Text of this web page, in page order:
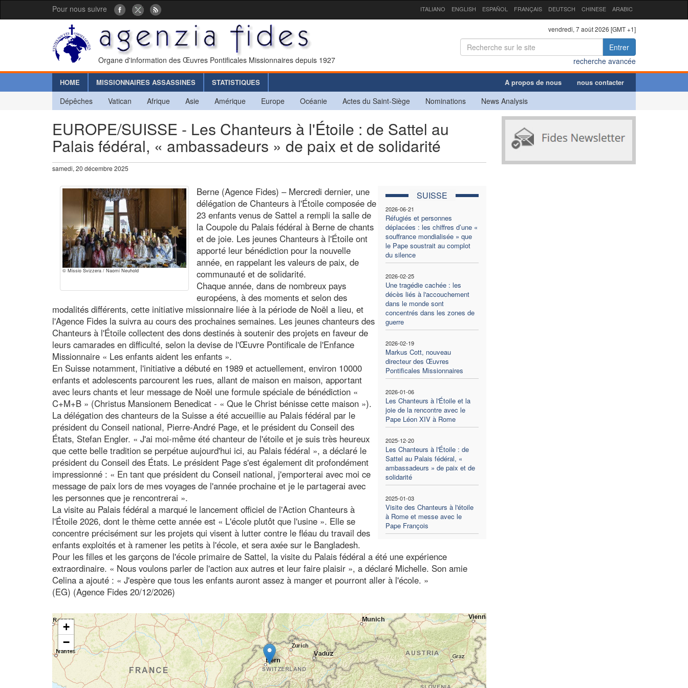
Pour nous suivre ITALIANO ENGLISH ESPAÑOL FRANÇAIS DEUTSCH CHINESE ARABIC
Organe d'information des Œuvres Pontificales Missionnaires depuis 1927
vendredi, 7 août 2026 [GMT +1]
Entrer
recherche avancée
HOME MISSIONNAIRES ASSASSINES STATISTIQUES A propos de nous nous contacter
Dépêches Vatican Afrique Asie Amérique Europe Océanie Actes du Saint-Siège Nominations News Analysis
EUROPE/SUISSE - Les Chanteurs à l'Étoile : de Sattel au
Palais fédéral, « ambassadeurs » de paix et de solidarité
samedi, 20 décembre 2025
© Missio Svizzera / Naomi Neuhold
SUISSE
2026-06-21
Réfugiés et personnes
déplacées : les chiffres d’une «
souffrance mondialisée » que
le Pape soustrait au complot
du silence
2026-02-25
Une tragédie cachée : les
décès liés à l'accouchement
dans le monde sont
concentrés dans les zones de
guerre
2026-02-19
Markus Cott, nouveau
directeur des Œuvres
Pontificales Missionnaires
2026-01-06
Les Chanteurs à l'Étoile et la
joie de la rencontre avec le
Pape Léon XIV à Rome
2025-12-20
Les Chanteurs à l'Étoile : de
Sattel au Palais fédéral, «
ambassadeurs » de paix et de
solidarité
2025-01-03
Visite des Chanteurs à l'étoile
à Rome et messe avec le
Pape François
Berne (Agence Fides) – Mercredi dernier, une
délégation de Chanteurs à l'Étoile composée de
23 enfants venus de Sattel a rempli la salle de
la Coupole du Palais fédéral à Berne de chants
et de joie. Les jeunes Chanteurs à l'Étoile ont
apporté leur bénédiction pour la nouvelle
année, en rappelant les valeurs de paix, de
communauté et de solidarité.
Chaque année, dans de nombreux pays
européens, à des moments et selon des
modalités différents, cette initiative missionnaire liée à la période de Noël a lieu, et
l'Agence Fides la suivra au cours des prochaines semaines. Les jeunes chanteurs des
Chanteurs à l'Étoile collectent des dons destinés à soutenir des projets en faveur de
leurs camarades en difficulté, selon la devise de l'Œuvre Pontificale de l'Enfance
Missionnaire « Les enfants aident les enfants ».
En Suisse notamment, l'initiative a débuté en 1989 et actuellement, environ 10000
enfants et adolescents parcourent les rues, allant de maison en maison, apportant
avec leurs chants et leur message de Noël une formule spéciale de bénédiction «
C+M+B » (Christus Mansionem Benedicat - « Que le Christ bénisse cette maison »).
La délégation des chanteurs de la Suisse a été accueillie au Palais fédéral par le
président du Conseil national, Pierre-André Page, et le président du Conseil des
États, Stefan Engler. « J'ai moi-même été chanteur de l'étoile et je suis très heureux
que cette belle tradition se perpétue aujourd'hui ici, au Palais fédéral », a déclaré le
président du Conseil des États. Le président Page s'est également dit profondément
impressionné : « En tant que président du Conseil national, j'emporterai avec moi ce
message de paix lors de mes voyages de l'année prochaine et je le partagerai avec
les personnes que je rencontrerai ».
La visite au Palais fédéral a marqué le lancement officiel de l'Action Chanteurs à
l'Étoile 2026, dont le thème cette année est « L'école plutôt que l'usine ». Elle se
concentre précisément sur les projets qui visent à lutter contre le fléau du travail des
enfants exploités et à ramener les petits à l'école, et sera axée sur le Bangladesh.
Pour les filles et les garçons de l'école primaire de Sattel, la visite du Palais fédéral a été une expérience
extraordinaire. « Nous voulons parler de l'action aux autres et leur faire plaisir », a déclaré Michelle. Son amie
Celina a ajouté : « J'espère que tous les enfants auront assez à manger et pourront aller à l'école. »
(EG) (Agence Fides 20/12/2026)
+
−